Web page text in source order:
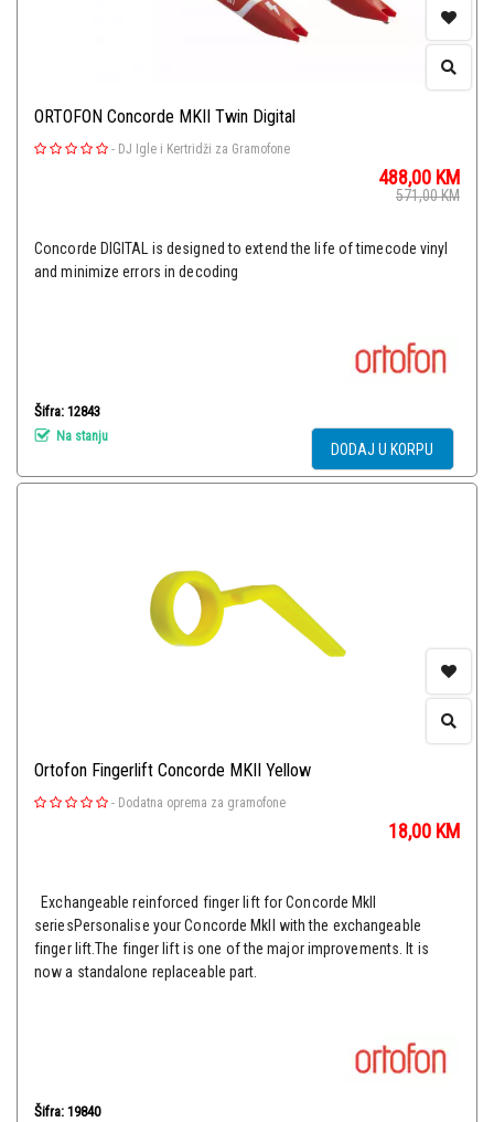
ORTOFON Concorde MKII Twin Digital
- DJ Igle i Kertridži za Gramofone
488,00 KM
571,00KM
Concorde DIGITAL is designed to extend the life of timecode vinyl
and minimize errors in decoding
Šifra: 12843
Na stanju
DODAJ U KORPU
Ortofon Fingerlift Concorde MKII Yellow
- Dodatna oprema za gramofone
18,00 KM
Exchangeable reinforced finger lift for Concorde MkII
seriesPersonalise your Concorde MkII with the exchangeable
finger lift.The finger lift is one of the major improvements. It is
now a standalone replaceable part.
Šifra: 19840